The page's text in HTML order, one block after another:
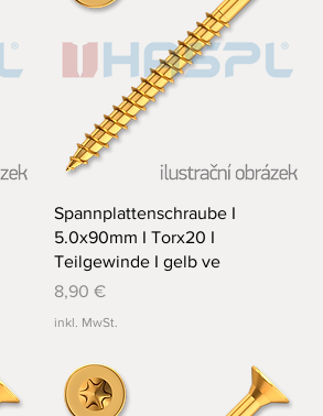
Schnellansicht
Spannplattenschraube I
5.0x90mm I Torx20 I
Teilgewinde I gelb ve
Preis
8,90 €
inkl. MwSt.